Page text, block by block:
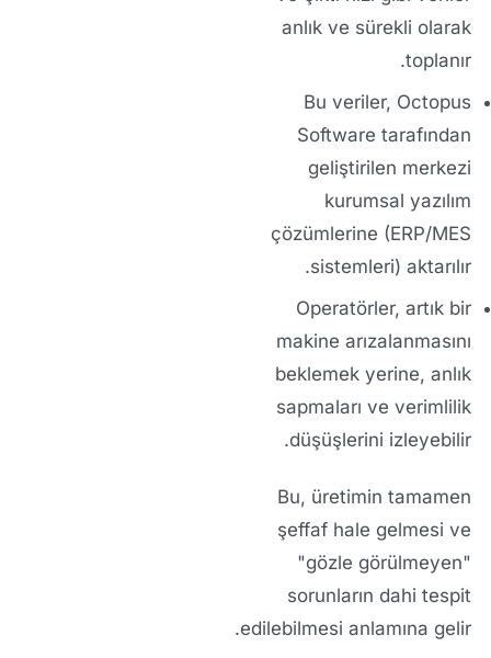
anlık ve sürekli olarak
toplanır.
Bu veriler, Octopus
Software tarafından
geliştirilen merkezi
kurumsal yazılım
çözümlerine (ERP/MES
sistemleri) aktarılır.
Operatörler, artık bir
makine arızalanmasını
beklemek yerine,anlık
sapmaları veverimlilik
düşüşlerini izleyebilir.
Bu, üretimin tamamen
şeffaf hale gelmesi ve
"gözle görülmeyen"
sorunların dahi tespit
edilebilmesi anlamına gelir.